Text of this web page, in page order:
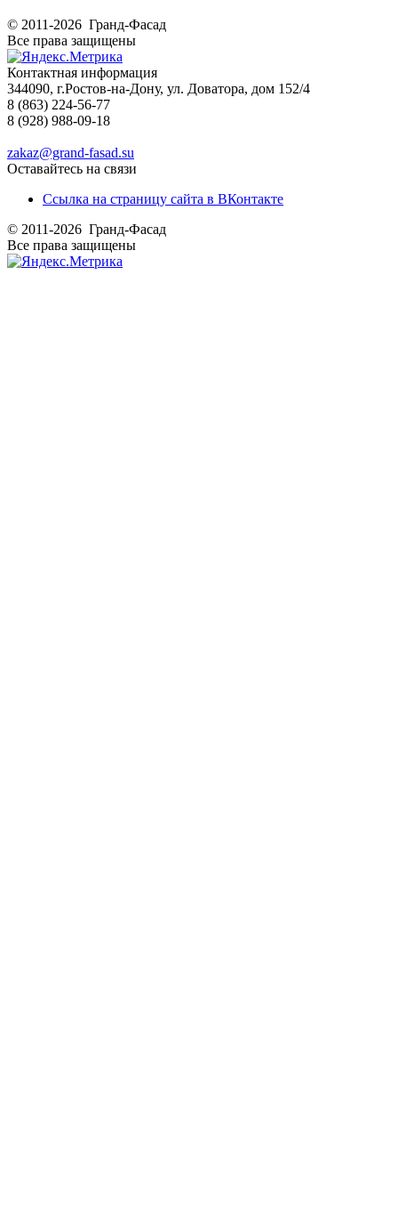
© 2011-2026 Гранд-Фасад
Все права защищены
Контактная информация
344090, г.Ростов-на-Дону, ул. Доватора, дом 152/4
8 (863) 224-56-77
8 (928) 988-09-18
zakaz@grand-fasad.su
Оставайтесь на связи
Ссылка на страницу сайта в ВКонтакте
© 2011-2026 Гранд-Фасад
Все права защищены